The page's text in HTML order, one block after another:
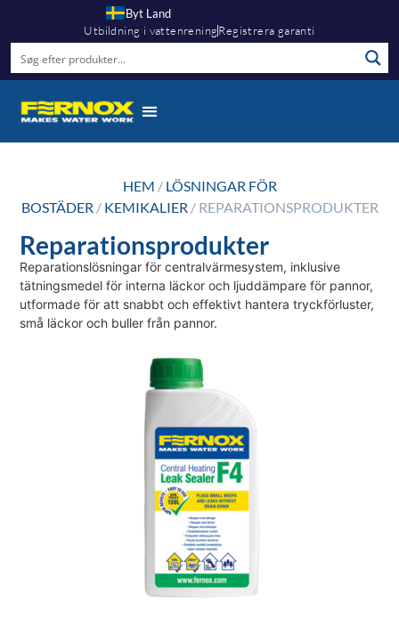
Byt Land
Utbildning i vattenreningRegistrera garanti
HEM / LÖSNINGAR FÖR
BOSTÄDER / KEMIKALIER / REPARATIONSPRODUKTER
Reparationsprodukter
Reparationslösningar för centralvärmesystem, inklusive
tätningsmedel för interna läckor och ljuddämpare för pannor,
utformade för att snabbt och effektivt hantera tryckförluster,
små läckor och buller från pannor.